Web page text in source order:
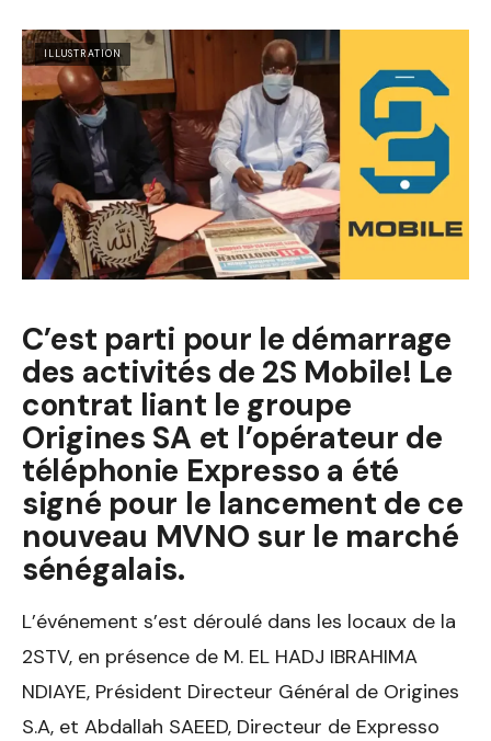
ILLUSTRATION
C’est parti pour le démarrage
des activités de 2S Mobile! Le
contrat liant le groupe
Origines SA et l’opérateur de
téléphonie Expresso a été
signé pour le lancement de ce
nouveau MVNO sur le marché
sénégalais.
L’événement s’est déroulé dans les locaux de la
2STV, en présence de M. EL HADJ IBRAHIMA
NDIAYE, Président Directeur Général de Origines
S.A, et Abdallah SAEED, Directeur de Expresso